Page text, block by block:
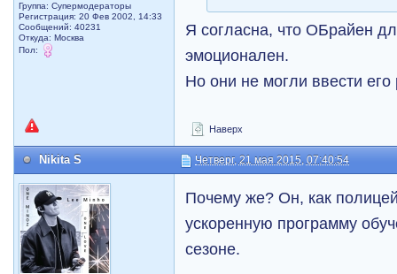
Группа: Супермодераторы
Регистрация: 20 Фев 2002, 14:33
Сообщений: 40231
Откуда: Москва
Пол:
Я согласна, что ОБрайен
эмоционален.
Но они не могли ввести
Наверх
Nikita S Четверг, 21 мая 2015, 07:40:54
Почему же? Он, как
ускоренную программу
сезоне.